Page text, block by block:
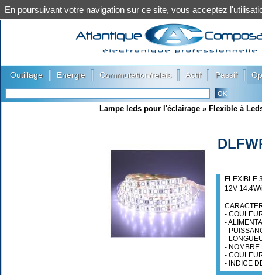
Outillage Energie Commutation/relais Actif Passif
Lampe leds pour l'éclairage » Flexible à
FLEXIBLE
12V
-
-
-
-
- NOMBRE
-
- INDICE
En poursuivant votre navigation sur ce site, vous acceptez